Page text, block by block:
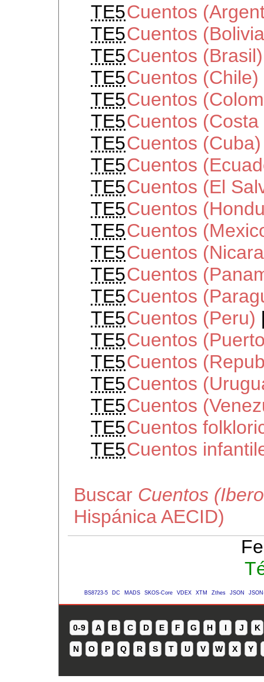
TE5Cuentos
TE5Cuentos
TE5Cuentos (Brasil)
TE5Cuentos (Chile)
TE5Cuentos
TE5Cuentos (Costa
TE5Cuentos (Cuba)
TE5Cuentos
TE5Cuentos (El
TE5Cuentos
TE5Cuentos
TE5Cuentos
TE5Cuentos
TE5Cuentos
TE5Cuentos (Peru)
TE5Cuentos
TE5Cuentos
TE5Cuentos
TE5Cuentos
TE5Cuentos
TE5Cuentos
Buscar Cuentos
Hispánica AECID)
BS8723-5 DC MADS SKOS-Core VDEX XTM Zthes JSON
0-9 A B C D E F G H I J K
N O P Q R S T U V W X Y